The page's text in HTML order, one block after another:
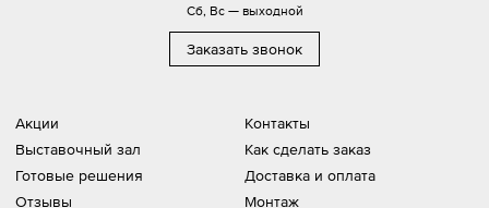
Акции
Выставочный зал
Готовые решения
Отзывы
Контакты
Как сделать заказ
Доставка и оплата
Монтаж
Сб, Вс — выходной
Заказать звонок